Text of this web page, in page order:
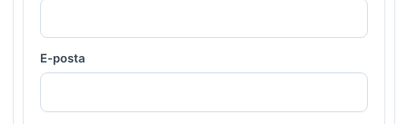
E-posta